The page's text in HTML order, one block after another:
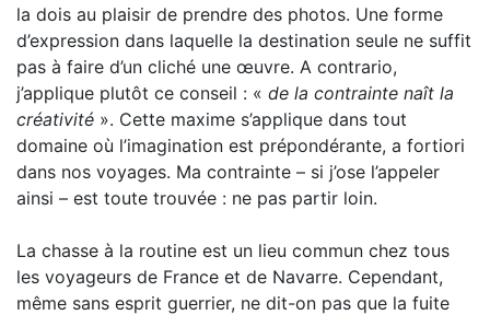
la dois au plaisir de prendre des photos. Une forme
d’expression dans laquelle la destination seule ne suffit
pas à faire d’un cliché une œuvre. A contrario,
j’applique plutôt ce conseil : « de la contrainte naît la
créativité ». Cette maxime s’applique dans tout
domaine où l’imagination est prépondérante, a fortiori
dans nos voyages. Ma contrainte – si j’ose l’appeler
ainsi – est toute trouvée : ne pas partir loin.
La chasse à la routine est un lieu commun chez tous
les voyageurs de France et de Navarre. Cependant,
même sans esprit guerrier, ne dit-on pas que la fuite